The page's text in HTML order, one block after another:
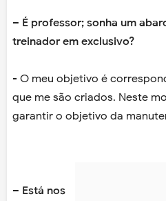
– É professor; sonha um
treinador em exclusivo?
- O meu objetivo é
que me são criados. Neste
garantir o objetivo da
– Está nos